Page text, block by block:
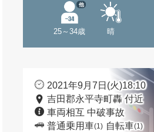
25～34歳
他
晴
2021年9月7日(火)18:10
吉田郡永平寺町轟 付近
車両相互 中破事故
普通乗用車(1) 自転車(1)